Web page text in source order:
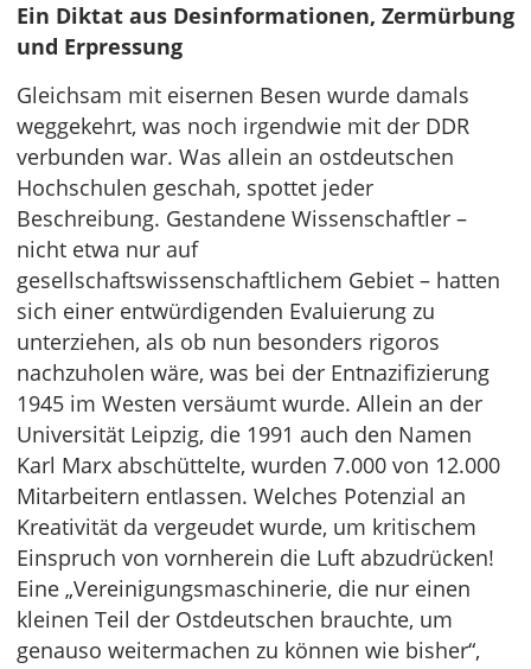
Ein Diktat aus Desinformationen, Zermürbung
und Erpressung
Gleichsam mit eisernen Besen wurde damals
weggekehrt, was noch irgendwie mit der DDR
verbunden war. Was allein an ostdeutschen
Hochschulen geschah, spottet jeder
Beschreibung. Gestandene Wissenschaftler –
nicht etwa nur auf
gesellschaftswissenschaftlichem Gebiet – hatten
sich einer entwürdigenden Evaluierung zu
unterziehen, als ob nun besonders rigoros
nachzuholen wäre, was bei der Entnazifizierung
1945 im Westen versäumt wurde. Allein an der
Universität Leipzig, die 1991 auch den Namen
Karl Marx abschüttelte, wurden 7.000 von 12.000
Mitarbeitern entlassen. Welches Potenzial an
Kreativität da vergeudet wurde, um kritischem
Einspruch von vornherein die Luft abzudrücken!
Eine „Vereinigungsmaschinerie, die nur einen
kleinen Teil der Ostdeutschen brauchte, um
genauso weitermachen zu können wie bisher“,